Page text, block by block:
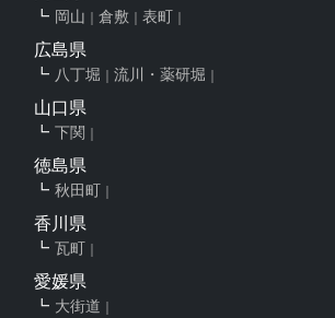
岡山 倉敷 表町
広島県
八丁堀 流川・薬研堀
山口県
下関
徳島県
秋田町
香川県
瓦町
愛媛県
大街道